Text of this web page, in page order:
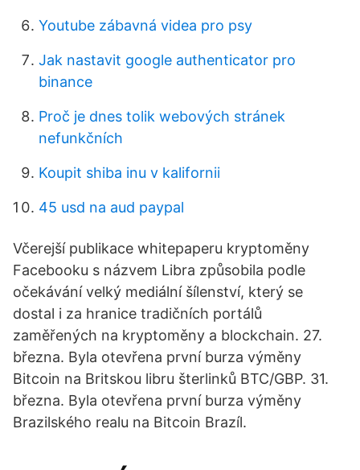
Youtube zábavná videa pro psy
Jak nastavit google authenticator pro
binance
Proč je dnes tolik webových stránek
nefunkčních
Koupit shiba inu v kalifornii
45 usd na aud paypal
Včerejší publikace whitepaperu kryptoměny
Facebooku s názvem Libra způsobila podle
očekávání velký mediální šílenství, který se
dostal i za hranice tradičních portálů
zaměřených na kryptoměny a blockchain. 27.
března. Byla otevřena první burza výměny
Bitcoin na Britskou libru šterlinků BTC/GBP. 31.
března. Byla otevřena první burza výměny
Brazilského realu na Bitcoin Brazíl.